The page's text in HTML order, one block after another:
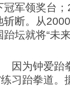
冠军领奖台
斩断。从
跆坛就将“未
为钟爱跆拳
习跆拳道。